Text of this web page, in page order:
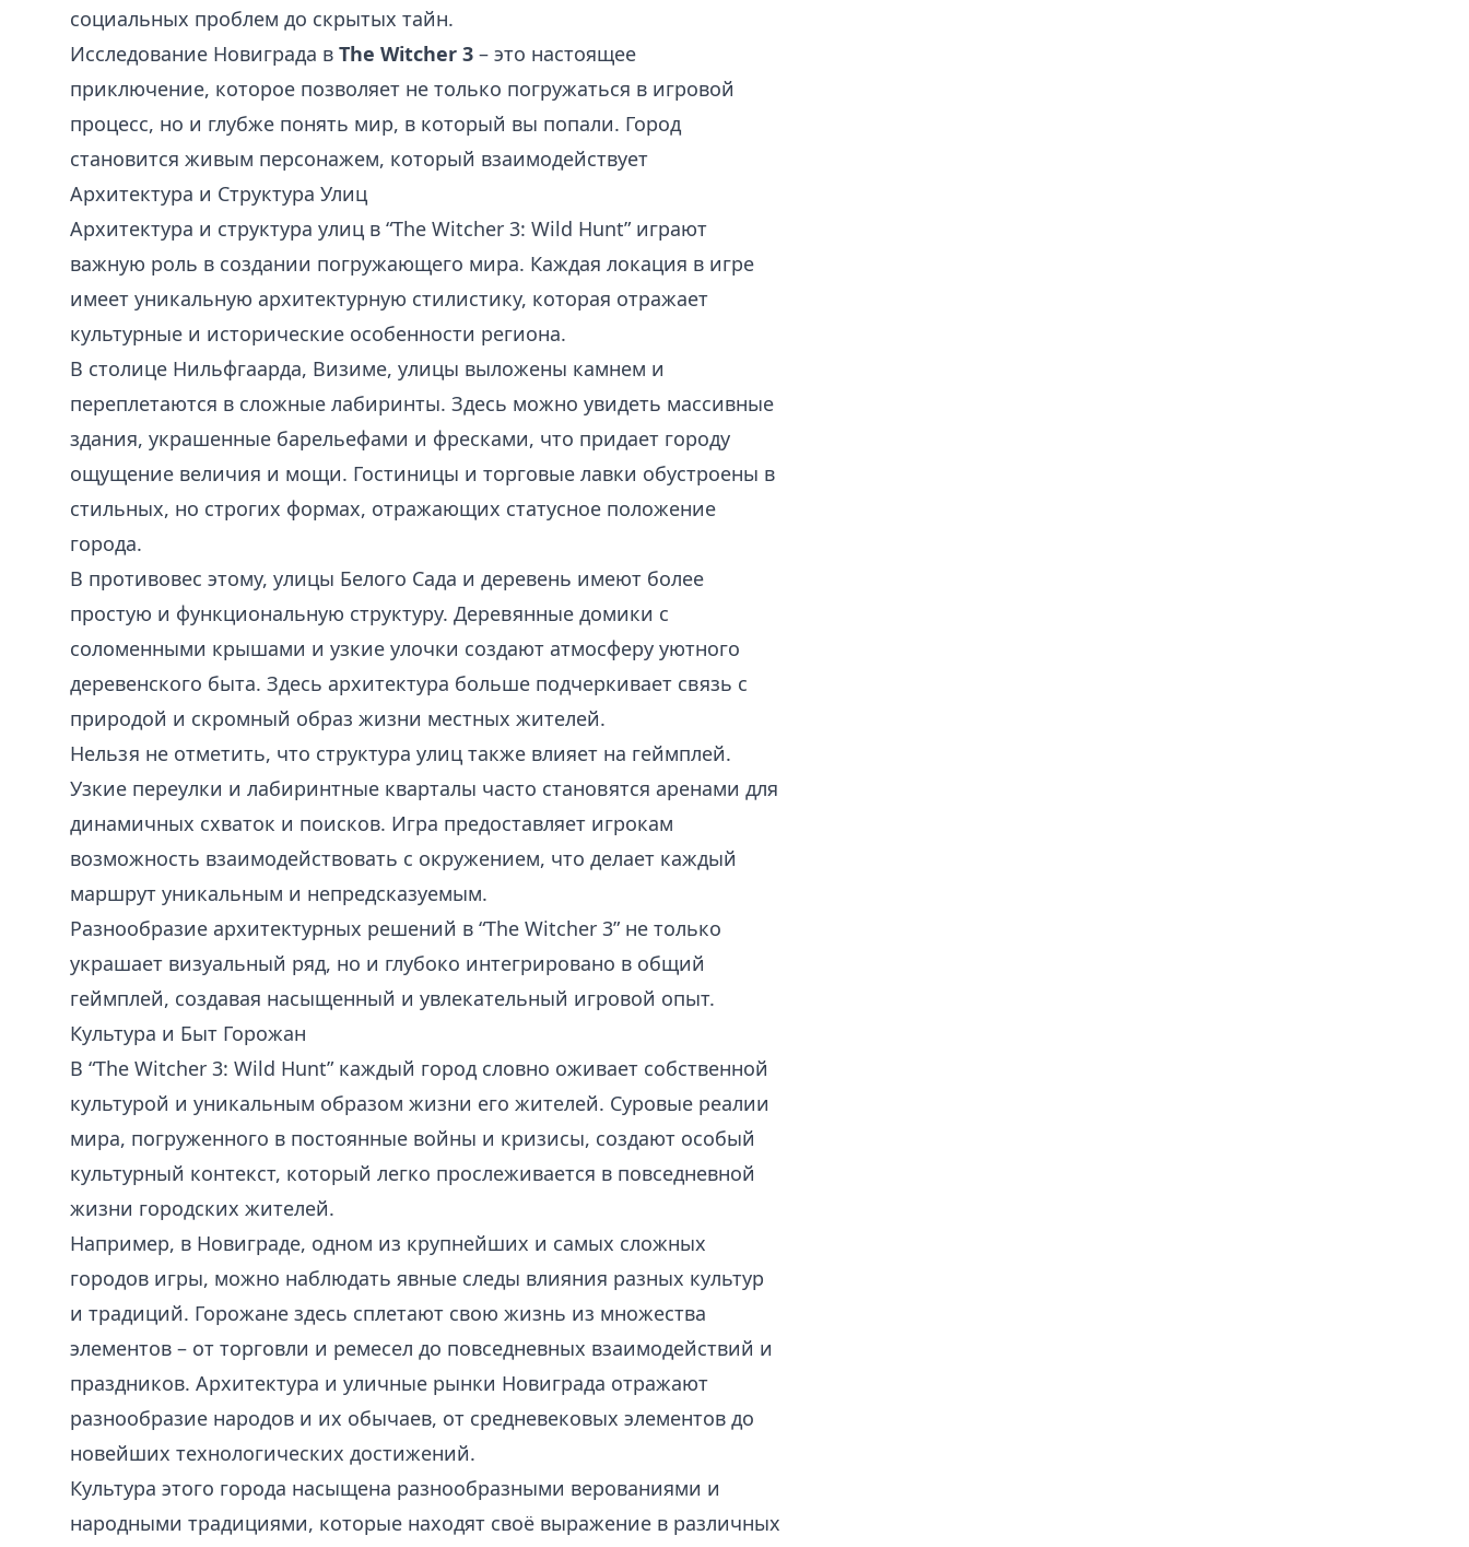
социальных проблем до скрытых тайн.
Исследование Новиграда в The Witcher 3 – это настоящее
приключение, которое позволяет не только погружаться в игровой
процесс, но и глубже понять мир, в который вы попали. Город
становится живым персонажем, который взаимодействует
Архитектура и Структура Улиц
Архитектура и структура улиц в “The Witcher 3: Wild Hunt” играют
важную роль в создании погружающего мира. Каждая локация в игре
имеет уникальную архитектурную стилистику, которая отражает
культурные и исторические особенности региона.
В столице Нильфгаарда, Визиме, улицы выложены камнем и
переплетаются в сложные лабиринты. Здесь можно увидеть массивные
здания, украшенные барельефами и фресками, что придает городу
ощущение величия и мощи. Гостиницы и торговые лавки обустроены в
стильных, но строгих формах, отражающих статусное положение
города.
В противовес этому, улицы Белого Сада и деревень имеют более
простую и функциональную структуру. Деревянные домики с
соломенными крышами и узкие улочки создают атмосферу уютного
деревенского быта. Здесь архитектура больше подчеркивает связь с
природой и скромный образ жизни местных жителей.
Нельзя не отметить, что структура улиц также влияет на геймплей.
Узкие переулки и лабиринтные кварталы часто становятся аренами для
динамичных схваток и поисков. Игра предоставляет игрокам
возможность взаимодействовать с окружением, что делает каждый
маршрут уникальным и непредсказуемым.
Разнообразие архитектурных решений в “The Witcher 3” не только
украшает визуальный ряд, но и глубоко интегрировано в общий
геймплей, создавая насыщенный и увлекательный игровой опыт.
Культура и Быт Горожан
В “The Witcher 3: Wild Hunt” каждый город словно оживает собственной
культурой и уникальным образом жизни его жителей. Суровые реалии
мира, погруженного в постоянные войны и кризисы, создают особый
культурный контекст, который легко прослеживается в повседневной
жизни городских жителей.
Например, в Новиграде, одном из крупнейших и самых сложных
городов игры, можно наблюдать явные следы влияния разных культур
и традиций. Горожане здесь сплетают свою жизнь из множества
элементов – от торговли и ремесел до повседневных взаимодействий и
праздников. Архитектура и уличные рынки Новиграда отражают
разнообразие народов и их обычаев, от средневековых элементов до
новейших технологических достижений.
Культура этого города насыщена разнообразными верованиями и
народными традициями, которые находят своё выражение в различных